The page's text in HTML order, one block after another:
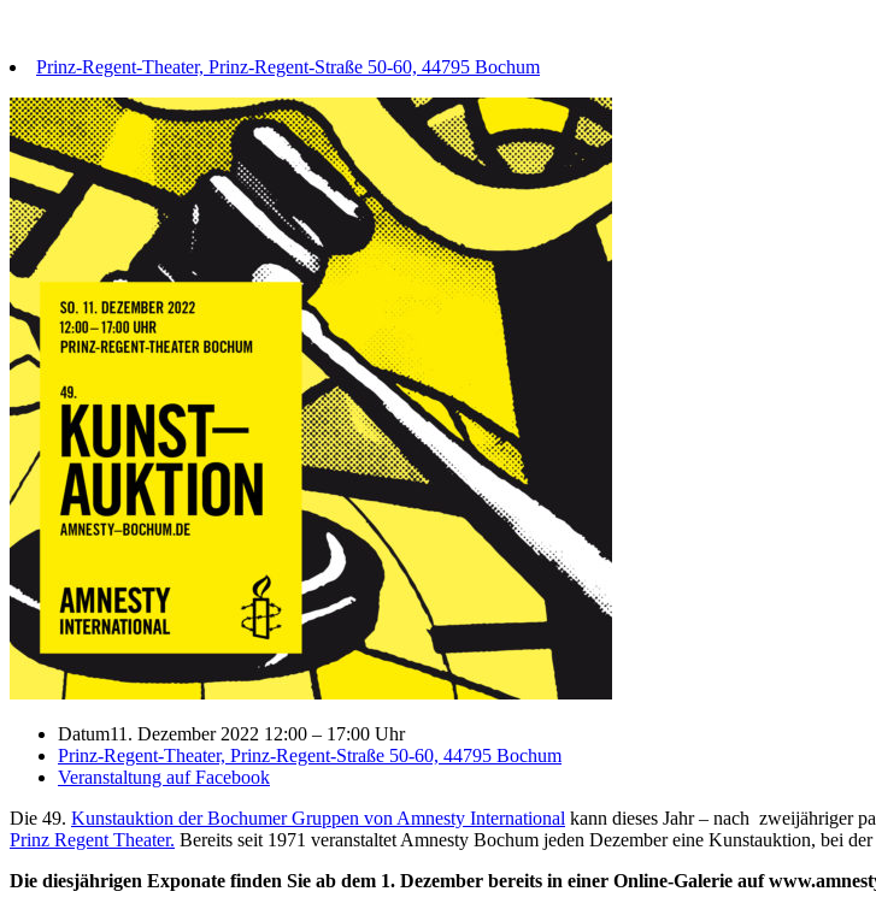
Prinz-Regent-Theater, Prinz-Regent-Straße 50-60, 44795 Bochum
Datum11. Dezember 2022 12:00 – 17:00 Uhr
Prinz-Regent-Theater, Prinz-Regent-Straße 50-60, 44795 Bochum
Veranstaltung auf Facebook
Die 49. Kunstauktion der Bochumer Gruppen von Amnesty International kann dieses Jahr – nach zweijähriger
Prinz Regent Theater. Bereits seit 1971 veranstaltet Amnesty Bochum jeden Dezember eine Kunstauktion, bei
Die diesjährigen Exponate finden Sie ab dem 1. Dezember bereits in einer Online-Galerie auf